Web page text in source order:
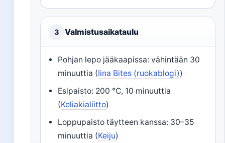
3 Valmistusaikataulu
Pohjan lepo jääkaapissa: vähintään 30
minuuttia (Iina Bites (ruokablogi))
Esipaisto: 200 °C, 10 minuuttia
(Keliakialiitto)
Loppupaisto täytteen kanssa: 30–35
minuuttia (Keiju)